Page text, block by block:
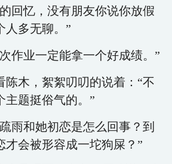
回忆，没有朋友你说你放假
人多无聊。”
作业一定能拿一个好成绩。”
陈木，絮絮叨叨的说着：“不
主题挺俗气的。”
雨和她初恋是怎么回事？到
才会被形容成一坨狗屎？”